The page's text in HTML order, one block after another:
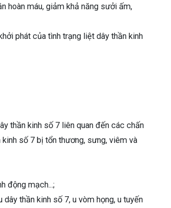
hoàn máu, giảm khả năng sưởi ấm,
phát của tình trạng liệt dây thần kinh
thần kinh số 7 liên quan đến các chấn
số 7 bị tổn thương, sưng, viêm và
động mạch...;
thần kinh số 7, u vòm họng, u tuyến